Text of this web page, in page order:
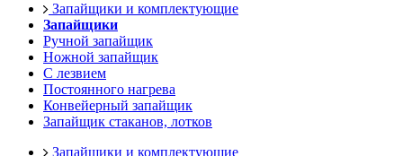
Запайщики и комплектующие
Запайщики
Ручной запайщик
Ножной запайщик
С лезвием
Постоянного нагрева
Конвейерный запайщик
Запайщик стаканов, лотков
Запайщики и комплектующие